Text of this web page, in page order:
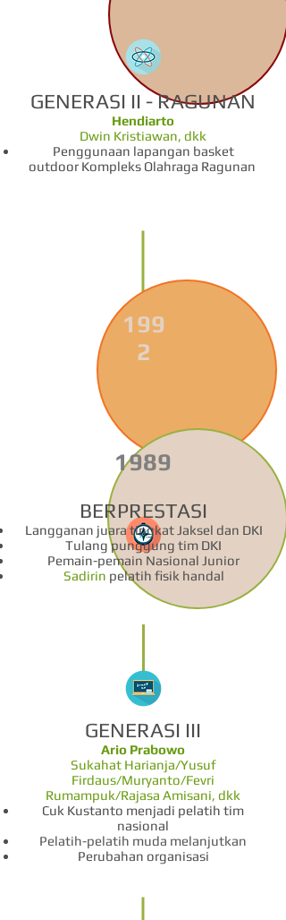
GENERASI II - RAGUNAN
Hendiarto
Dwin Kristiawan, dkk
Penggunaan lapangan basket
outdoor Kompleks Olahraga Ragunan
199
2
1989
GENERASI III
Ario Prabowo
Sukahat Harianja/Yusuf
Firdaus/Muryanto/Fevri
Rumampuk/Rajasa Amisani, dkk
Cuk Kustanto menjadi pelatih tim
nasional
Pelatih-pelatih muda melanjutkan
Perubahan organisasi
BERPRESTASI
Langganan juara tingkat Jaksel dan DKI
Tulang punggung tim DKI
Pemain-pemain Nasional Junior
Sadirin pelatih fisik handal